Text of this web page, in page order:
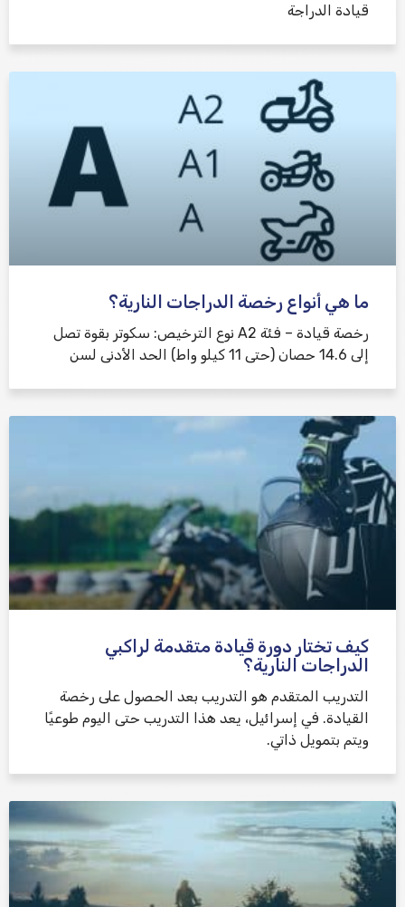
قيادة الدراجة
ما هي أنواع رخصة الدراجات النارية؟
رخصة قيادة – فئة A2 نوع الترخيص: سكوتر بقوة تصل
إلى 14.6 حصان (حتى 11 كيلو واط) الحد الأدنى لسن
كيف تختار دورة قيادة متقدمة لراكبي
الدراجات النارية؟
التدريب المتقدم هو التدريب بعد الحصول على رخصة
القيادة. في إسرائيل، يعد هذا التدريب حتى اليوم طوعيًا
ويتم بتمويل ذاتي.